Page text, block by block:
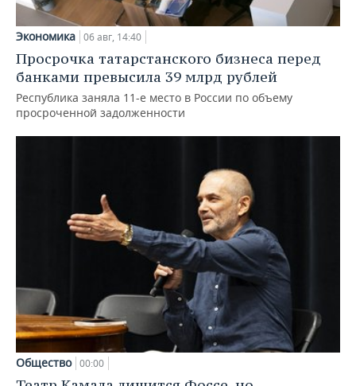
Экономика 06 авг, 14:40
Просрочка татарстанского бизнеса перед
банками превысила 39 млрд рублей
Республика заняла 11-е место в России по объему
просроченной задолженности
Общество 00:00